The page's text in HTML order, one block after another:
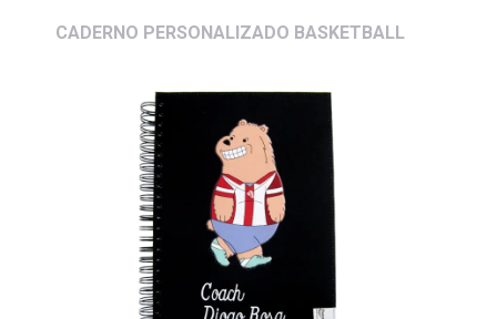
CADERNO PERSONALIZADO BASKETBALL